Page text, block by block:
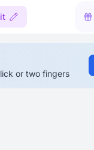
or two fingers